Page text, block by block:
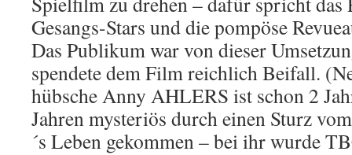
Gesangs-Stars und die pompöse
Das Publikum war von dieser
spendete dem Film reichlich Beifall.
hübsche Anny AHLERS ist schon 2
Jahren mysteriös durch einen Sturz
´s Leben gekommen – bei ihr wurde